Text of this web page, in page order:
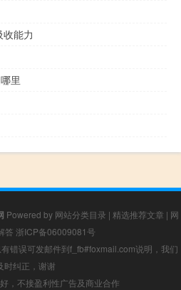
能力
里
Powered by 网站分类目录 | 精选推荐文章 | 网
答 浙ICP备06009081号
错误可发邮件到f_fb#foxmail.com说明，我们
时纠正，谢谢
，不接盈利性广告及商业合作